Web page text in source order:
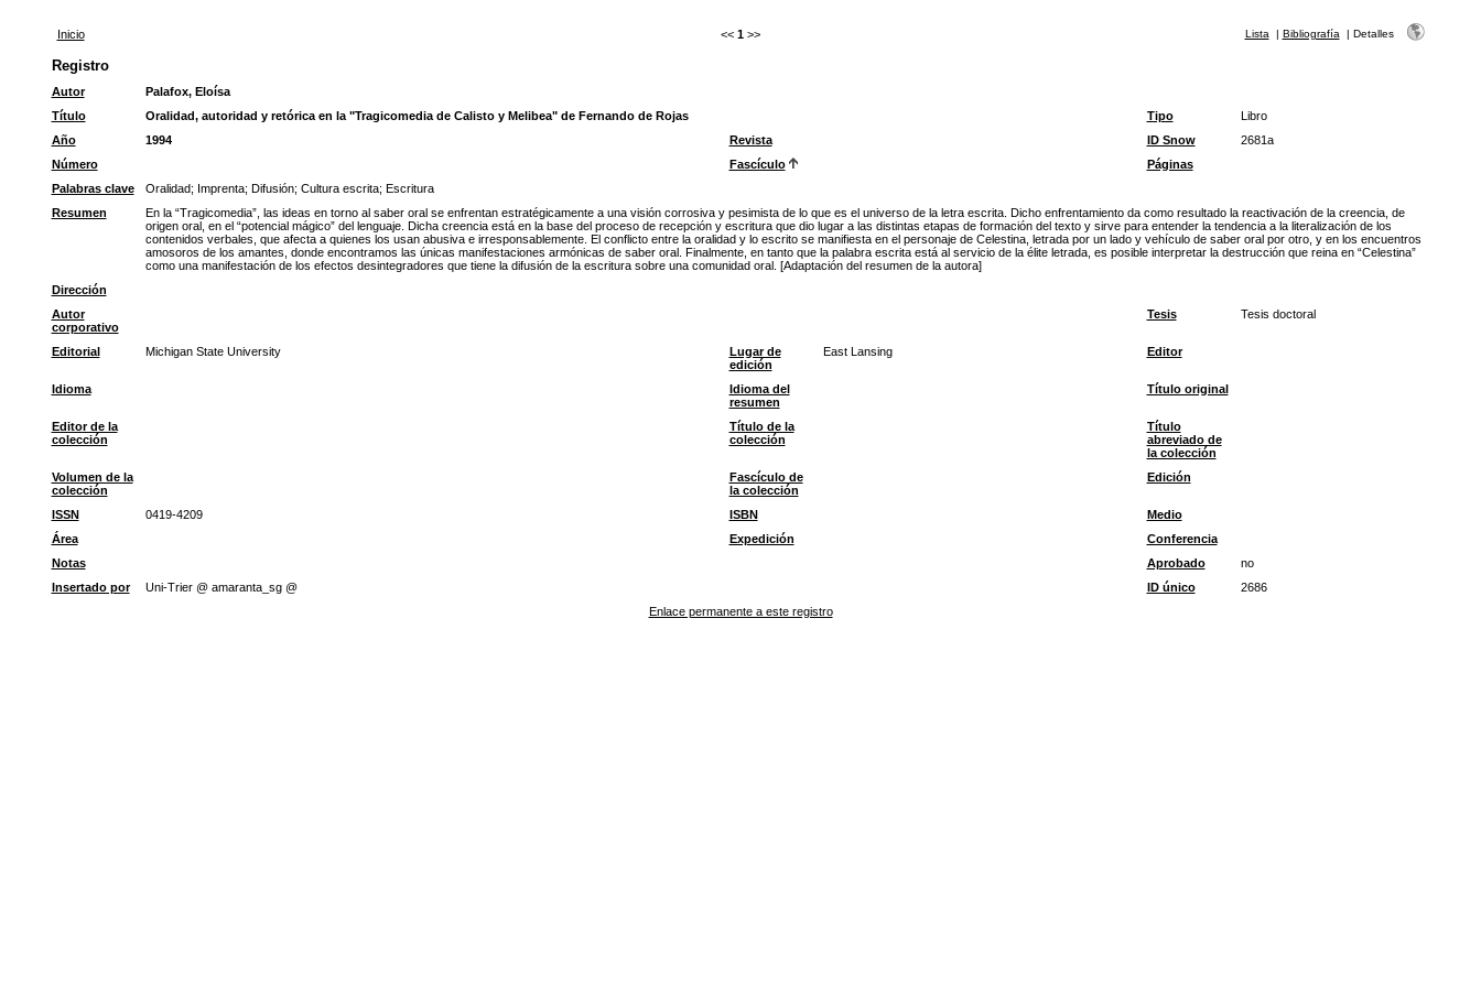
Inicio << 1 >> Lista | Bibliografía | Detalles
Registro
Autor
Palafox, Eloísa
Título
Oralidad, autoridad y retórica en la "Tragicomedia de Calisto y Melibea" de Fernando de Rojas Tipo
Libro
Año
1994 Revista ID Snow
2681a
Número
Fascículo
Páginas
Palabras clave
Oralidad; Imprenta; Difusión; Cultura escrita; Escritura
Resumen
En la “Tragicomedia”, las ideas en torno al saber oral se enfrentan estratégicamente a una visión corrosiva y pesimista de lo que es el universo de la letra escrita. Dicho enfrentamiento da como resultado la reactivación de la creencia, de
origen oral, en el “potencial mágico” del lenguaje. Dicha creencia está en la base del proceso de recepción y escritura que dio lugar a las distintas etapas de formación del texto y sirve para entender la tendencia a la literalización de los
contenidos verbales, que afecta a quienes los usan abusiva e irresponsablemente. El conflicto entre la oralidad y lo escrito se manifiesta en el personaje de Celestina, letrada por un lado y vehículo de saber oral por otro, y en los encuentros
amosoros de los amantes, donde encontramos las únicas manifestaciones armónicas de saber oral. Finalmente, en tanto que la palabra escrita está al servicio de la élite letrada, es posible interpretar la destrucción que reina en “Celestina”
como una manifestación de los efectos desintegradores que tiene la difusión de la escritura sobre una comunidad oral. [Adaptación del resumen de la autora]
Dirección
Autor
corporativo
Tesis Tesis doctoral
Editorial Michigan State University
Lugar de
edición
East Lansing Editor
Idioma
Idioma del
resumen
Título original
Editor de la
colección
Título de la
colección
Título
abreviado de
la colección
Volumen de la
colección
Fascículo de
la colección
Edición
ISSN 0419-4209 ISBN
Medio
Área
Expedición
Conferencia
Notas
Aprobado
no
Insertado por
Uni-Trier @ amaranta_sg @ ID único
2686
Enlace permanente a este registro